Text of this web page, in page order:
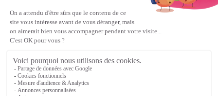
perles en ligne, telles que les perles
et cristaux et strass en cristal Preciosa, les perles Miyuki perles et
apprêts en Argent 925, Gold Filled, perles de rocaille Preciosa
Matière Première est un
Première
Veuillez patienter...